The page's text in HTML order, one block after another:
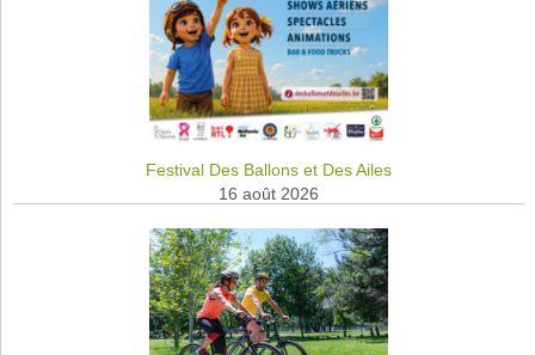
Festival Des Ballons et Des Ailes
16 août 2026